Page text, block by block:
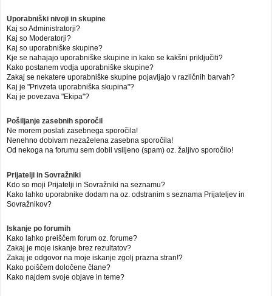
Uporabniški nivoji in skupine
Kaj so Administratorji?
Kaj so Moderatorji?
Kaj so uporabniške skupine?
Kje se nahajajo uporabniške skupine in kako se kakšni priključiti?
Kako postanem vodja uporabniške skupine?
Zakaj se nekatere uporabniške skupine pojavljajo v različnih barvah?
Kaj je "Privzeta uporabniška skupina"?
Kaj je povezava "Ekipa"?
Pošiljanje zasebnih sporočil
Ne morem poslati zasebnega sporočila!
Nenehno dobivam nezaželena zasebna sporočila!
Od nekoga na forumu sem dobil vsiljeno (spam) oz. žaljivo sporočilo!
Prijatelji in Sovražniki
Kdo so moji Prijatelji in Sovražniki na seznamu?
Kako lahko uporabnike dodam na oz. odstranim s seznama Prijateljev in
Sovražnikov?
Iskanje po forumih
Kako lahko preiščem forum oz. forume?
Zakaj je moje iskanje brez rezultatov?
Zakaj je odgovor na moje iskanje zgolj prazna stran!?
Kako poiščem določene člane?
Kako najdem svoje objave in teme?